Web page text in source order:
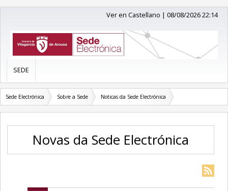
Ver en Castellano |08/08/2026 22:14
SEDE
Sede Electrónica Sobre a Sede Noticas da Sede Electrónica
Novas da Sede Electrónica